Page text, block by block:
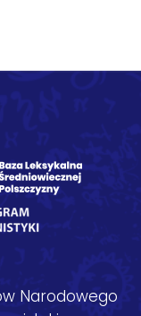
Narodowego